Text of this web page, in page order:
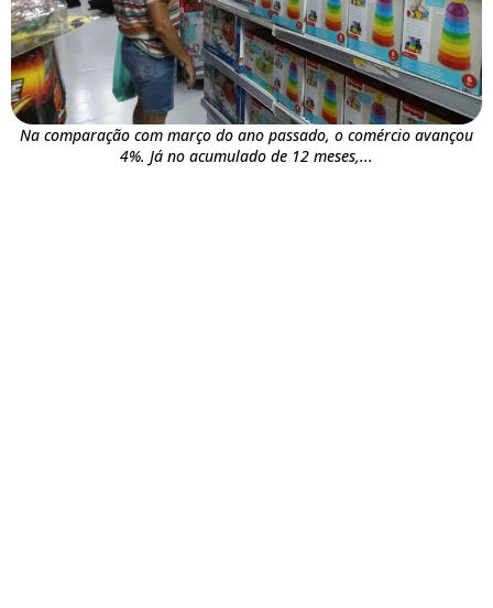
Na comparação com março do ano passado, o comércio avançou
4%. Já no acumulado de 12 meses,...